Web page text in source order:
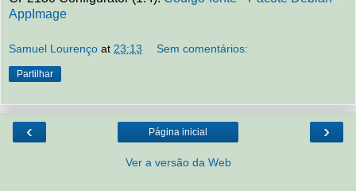
AppImage
Samuel Lourenço at 23:13 Sem comentários:
Partilhar
‹ ›
Página inicial
Ver a versão da Web